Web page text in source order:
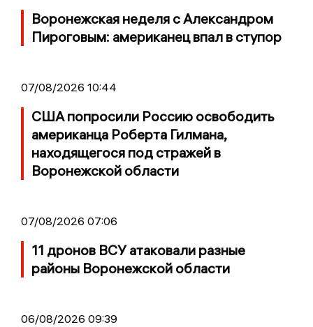
Воронежская неделя с Александром
Пироговым: американец впал в ступор
07/08/2026 10:44
США попросили Россию освободить
американца Роберта Гилмана,
находящегося под стражей в
Воронежской области
07/08/2026 07:06
11 дронов ВСУ атаковали разные
районы Воронежской области
06/08/2026 09:39